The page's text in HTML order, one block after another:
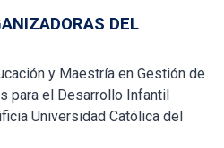
DEL
y Maestría en Gestión de
para el Desarrollo Infantil
Universidad Católica del